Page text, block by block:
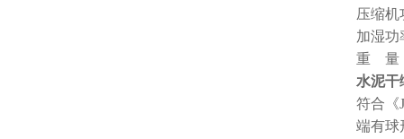
压缩机
加湿功
重
量
水泥干
符合《
端有球